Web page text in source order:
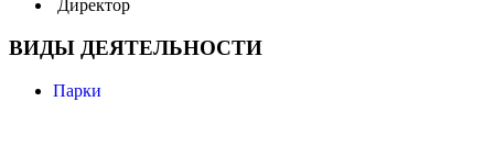
Директор
ВИДЫ ДЕЯТЕЛЬНОСТИ
Парки